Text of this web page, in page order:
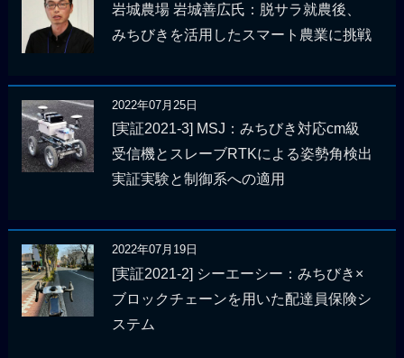
岩城農場 岩城善広氏：脱サラ就農後、
みちびきを活用したスマート農業に挑戦
2022年07月25日
[実証2021-3] MSJ：みちびき対応cm級
受信機とスレーブRTKによる姿勢角検出
実証実験と制御系への適用
2022年07月19日
[実証2021-2] シーエーシー：みちびき×
ブロックチェーンを用いた配達員保険シ
ステム